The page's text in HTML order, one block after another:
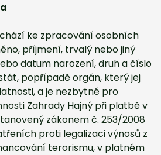
ke zpracování osobních
příjmení, trvalý nebo jiný
datum narození, druh a číslo
popřípadě orgán, který jej
a je nezbytné pro
Zahrady Hajný při platbě v
zákonem č. 253/2008
proti legalizaci výnosů z
terorismu, v platném